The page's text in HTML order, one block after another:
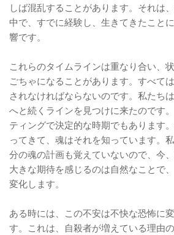
しば混乱することがあります。それは
中で、すでに経験し、生きてきたこと
響です。
これらのタイムラインは重なり合い、
ごちゃになることがあります。すべて
されなければならないのです。私たち
へと続くラインを見つけに来たのです
ティングで決定的な時期でもあります
ってきて、魂はそれを知っています。
分の魂の計画も覚えていないので、今
大きな期待を感じるのは自然なことで
変化します。
ある時には、この不安は不快な恐怖に
す。これは、自殺者が増えている理由